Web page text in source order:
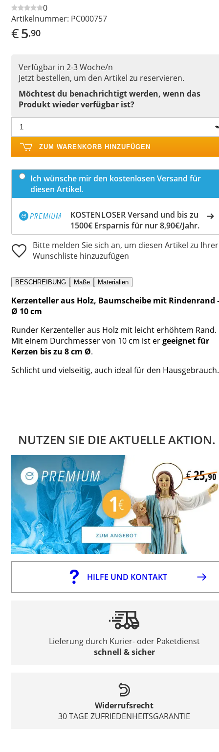
0
Artikelnummer: PC000757
€5,90
Verfügbar in 2-3 Woche/n
Jetzt bestellen, um den Artikel zu reservieren.
Möchtest du benachrichtigt werden, wenn das
Produkt wieder verfügbar ist?
ZUM WARENKORB HINZUFÜGEN
Ich wünsche mir den kostenlosen Versand für
diesen Artikel.
KOSTENLOSER Versand und bis zu
1500€ Ersparnis für nur 8,90€/Jahr.
Bitte melden Sie sich an, um diesen Artikel zu Ihrer
Wunschliste hinzuzufügen
BESCHREIBUNG Maße Materialien
Kerzenteller aus Holz, Baumscheibe mit Rindenrand
Ø 10 cm
Runder Kerzenteller aus Holz mit leicht erhöhtem Rand.
Mit einem Durchmesser von 10 cm ist ergeeignet für
Kerzen bis zu 8 cm Ø.
Schlicht und vielseitig, auch ideal für den Hausgebrauch.
NUTZEN SIE DIE AKTUELLE AKTION.
HILFE UND KONTAKT
Lieferung durch Kurier- oder Paketdienst
schnell & sicher
Widerrufsrecht
30 TAGE ZUFRIEDENHEITSGARANTIE